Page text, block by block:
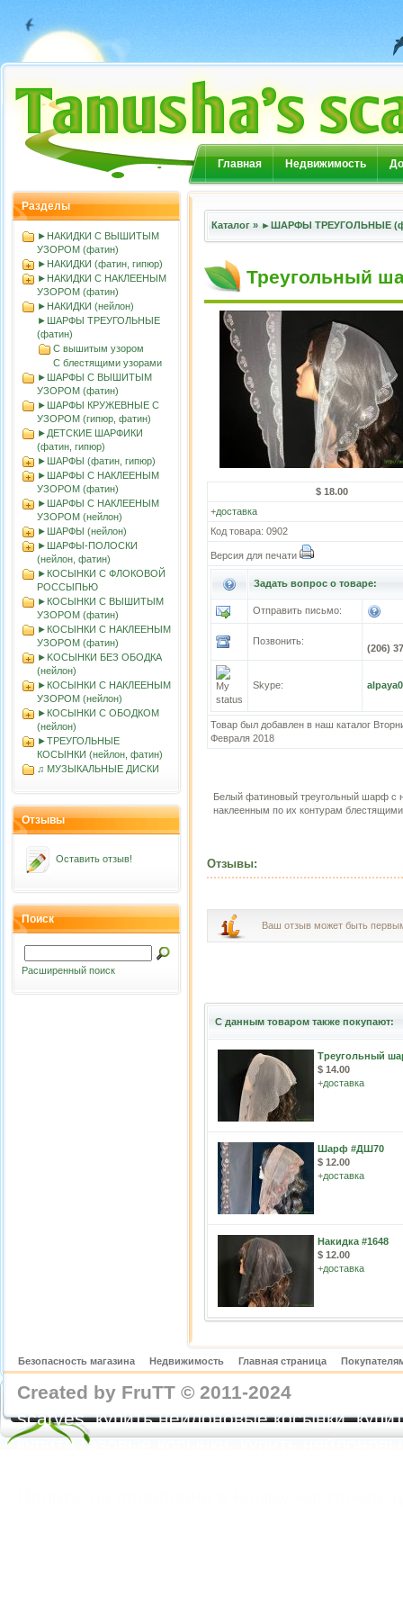
Главная Недвижимость
Разделы
►НАКИДКИ С ВЫШИТЫМ
УЗОРОМ (фатин)
►НАКИДКИ (фатин, гипюр)
►НАКИДКИ С НАКЛЕЕНЫМ
УЗОРОМ (фатин)
►НАКИДКИ (нейлон)
►ШАРФЫ ТРЕУГОЛЬНЫЕ
(фатин)
С вышитым узором
С блестящими узорами
►ШАРФЫ С ВЫШИТЫМ
УЗОРОМ (фатин)
►ШАРФЫ КРУЖЕВНЫЕ С
УЗОРОМ (гипюр, фатин)
►ДЕТСКИЕ ШАРФИКИ
(фатин, гипюр)
►ШАРФЫ (фатин, гипюр)
►ШАРФЫ С НАКЛЕЕНЫМ
УЗОРОМ (фатин)
►ШАРФЫ С НАКЛЕЕНЫМ
УЗОРОМ (нейлон)
►ШАРФЫ (нейлон)
►ШАРФЫ-ПОЛОСКИ
(нейлон, фатин)
►КОСЫНКИ С ФЛОКОВОЙ
РОССЫПЬЮ
►КОСЫНКИ С ВЫШИТЫМ
УЗОРОМ (фатин)
►КОСЫНКИ С НАКЛЕЕНЫМ
УЗОРОМ (фатин)
►KOСЫНКИ БЕЗ ОБОДКА
(нейлон)
►КОСЫНКИ С НАКЛЕЕНЫМ
УЗОРОМ (нейлон)
►КОСЫНКИ С ОБОДКОМ
(нейлон)
►ТРЕУГОЛЬНЫЕ
КОСЫНКИ (нейлон, фатин)
♫ МУЗЫКАЛЬНЫЕ ДИСКИ
Отзывы
Оставить отзыв!
Поиск
Расширенный поиск
Каталог » ►ШАРФЫ ТРЕУГОЛЬНЫЕ
Треугольный
$ 18.00
+доставка
Код товара: 0902
Версия для печати
Задать вопрос о товаре:
Отправить письмо:
Позвонить:
(206)
Skype:
Товар был добавлен в наш каталог
Февраля 2018
Белый фатиновый треугольный шарф с
наклеенным по их контурам
Отзывы:
Ваш отзыв может быть
С данным товаром также покупают:
Треугольный
$ 14.00
+доставка
Шарф #ДШ70
$ 12.00
+доставка
Накидка #1648
$ 12.00
+доставка
Безопасность магазина Недвижимость Главная страница
Created by FruTT © 2011-2024
scarves, купить нейлоновые косынки,
купить газовые косынки, купить